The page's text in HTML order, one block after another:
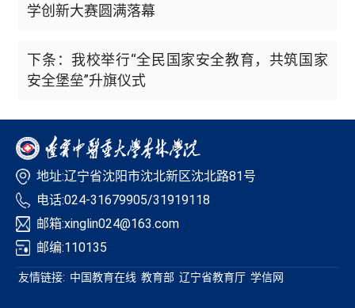
学创新大赛圆满落幕
下条：我校举行“全民国家安全教育，共筑国家
安全堡垒”升旗仪式
地址:辽宁省沈阳市沈北新区沈北路81号
电话:024-31679905/31919118
邮箱:xinglin024@163.com
邮编:110135
友情链接: 中国教育在线 教育部 辽宁省教育厅 学信网